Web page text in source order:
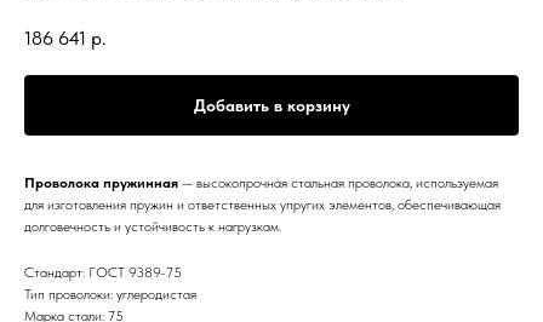
186 641 р.
Добавить в корзину
Проволока пружинная — высокопрочная стальная проволока, используемая
для изготовления пружин и ответственных упругих элементов, обеспечивающая
долговечность и устойчивость к нагрузкам.
Стандарт: ГОСТ 9389-75
Тип проволоки: углеродистая
Марка стали: 75